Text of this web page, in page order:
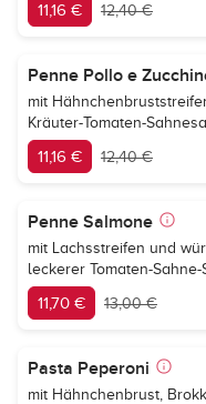
11,16 € 12,40 €
Penne Pollo e
mit
Kräuter-Tomaten-
11,16 € 12,40 €
Penne Salmone
mit Lachsstreifen und
leckerer Tomaten-Sahne-
11,70 € 13,00 €
Pasta Peperoni
mit Hähnchenbrust,